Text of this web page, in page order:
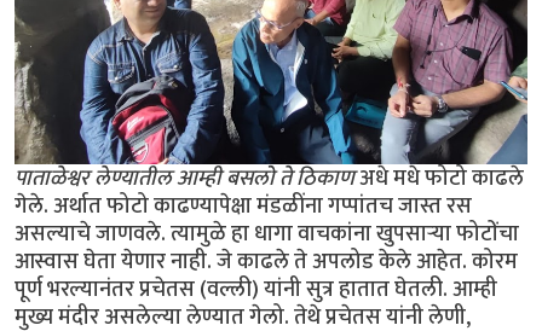
पाताळेश्वर लेण्यातील आम्ही बसलो ते ठिकाणअधे मधे फोटो काढले
गेले. अर्थात फोटो काढण्यापेक्षा मंडळींना गप्पांतच जास्त रस
असल्याचे जाणवले. त्यामुळे हा धागा वाचकांना खुपसार्‍या फोटोंचा
आस्वास घेता येणार नाही. जे काढले ते अपलोड केले आहेत. कोरम
पूर्ण भरल्यानंतर प्रचेतस (वल्ली) यांनी सुत्र हातात घेतली. आम्ही
मुख्य मंदीर असलेल्या लेण्यात गेलो. तेथे प्रचेतस यांनी लेणी,